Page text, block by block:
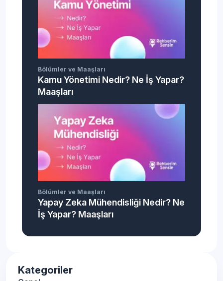
Bölümler ve Maaşları
Kamu Yönetimi Nedir? Ne İş Yapar?
Maaşları
Bölümler ve Maaşları
Yapay Zeka Mühendisliği Nedir? Ne
İş Yapar? Maaşları
Kategoriler